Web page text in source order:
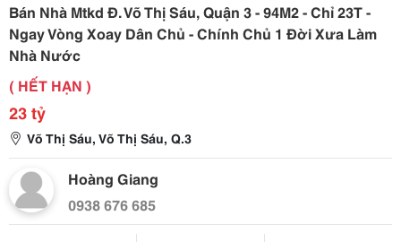
Bán Nhà Mtkd Đ. Võ Thị Sáu, Quận 3 - 94M2 - Chỉ 23T -
Ngay Vòng Xoay Dân Chủ - Chính Chủ 1 Đời Xưa Làm
Nhà Nước
( HẾT HẠN )
23 tỷ
Võ Thị Sáu, Võ Thị Sáu, Q.3
Hoàng Giang
0938 676 685